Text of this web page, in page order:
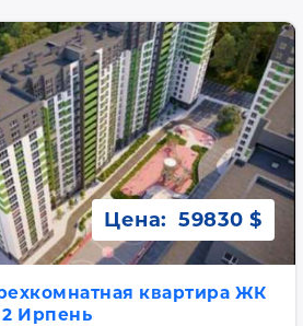
Цена: 59830 $
квартира ЖК
Ирпень